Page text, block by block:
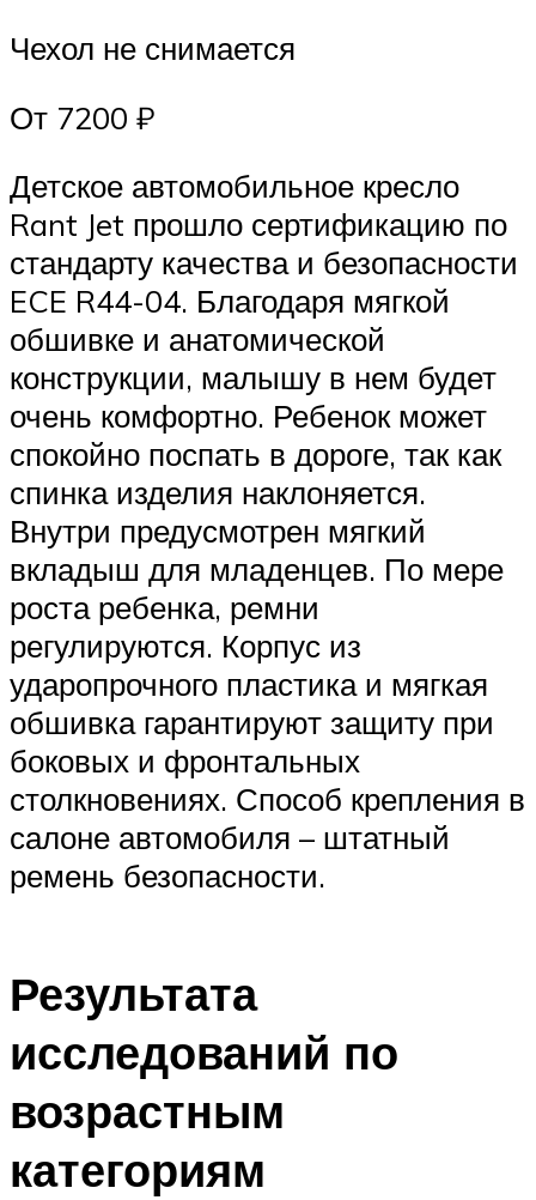
Чехол не снимается
От 7200 ₽
Детское автомобильное кресло
Rant Jet прошло сертификацию по
стандарту качества и безопасности
ECE R44-04. Благодаря мягкой
обшивке и анатомической
конструкции, малышу в нем будет
очень комфортно. Ребенок может
спокойно поспать в дороге, так как
спинка изделия наклоняется.
Внутри предусмотрен мягкий
вкладыш для младенцев. По мере
роста ребенка, ремни
регулируются. Корпус из
ударопрочного пластика и мягкая
обшивка гарантируют защиту при
боковых и фронтальных
столкновениях. Способ крепления в
салоне автомобиля – штатный
ремень безопасности.
Результата
исследований по
возрастным
категориям